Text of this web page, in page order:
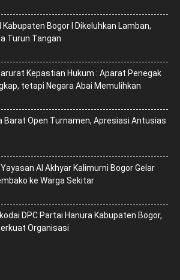
Kabupaten Bogor I Dikeluhkan Lamban,
Turun Tangan
Kepastian Hukum : Aparat Penegak
tetapi Negara Abai Memulihkan
Barat Open Turnamen, Apresiasi Antusias
Al Akhyar Kalimurni Bogor Gelar
ke Warga Sekitar
DPC Partai Hanura Kabupaten Bogor,
Organisasi